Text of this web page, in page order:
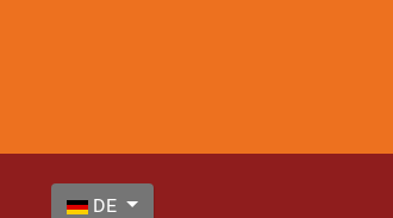
Sprache auswählen
DE